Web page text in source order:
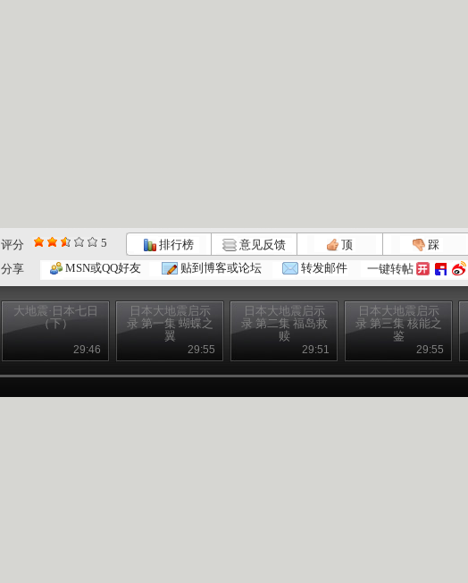
评分 5 排行榜 意见反馈 顶 踩
分享
MSN或QQ好友 贴到博客或论坛 转发邮件 一键转帖
大地震·日本七日
（下）
29:46
日本大地震启示
录 第一集 蝴蝶之
翼
29:55
日本大地震启示
录 第二集 福岛救
赎
29:51
日本大地震启示
录 第三集 核能之
鉴
29:55